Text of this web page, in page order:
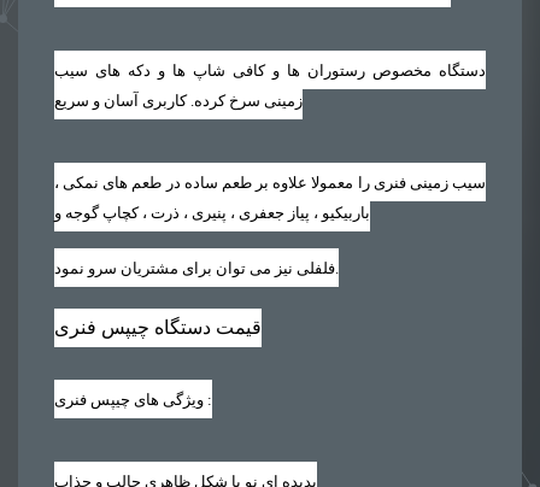
دستگاه مخصوص رستوران ها و کافی شاپ ها و دکه های سیب
زمینی سرخ کرده. کاربری آسان و سریع
سیب زمینی فنری را معمولا علاوه بر طعم ساده در طعم های نمکی ،
باربیکیو ، پیاز جعفری ، پنیری ، ذرت ، کچاپ گوجه و
فلفلی نیز می توان برای مشتریان سرو نمود.
قیمت دستگاه چیپس فنری
ویژگی های چیپس فنری :
پدیده ای نو با شکل ظاهری جالب و جذاب